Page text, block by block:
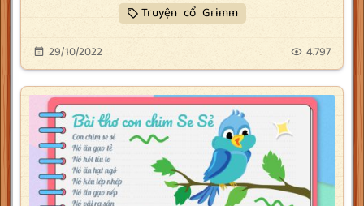
Truyện cổ Grimm
29/10/2022 4.797